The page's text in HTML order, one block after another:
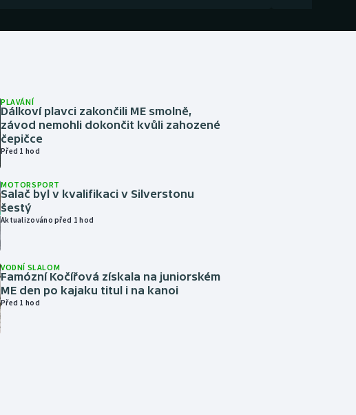
PLAVÁNÍ
Dálkoví plavci zakončili ME smolně,
závod nemohli dokončit kvůli zahozené
čepičce
Před 1 hod
MOTORSPORT
Salač byl v kvalifikaci v Silverstonu
šestý
Aktualizováno před 1 hod
VODNÍ SLALOM
Famózní Kočířová získala na juniorském
ME den po kajaku titul i na kanoi
Před 1 hod